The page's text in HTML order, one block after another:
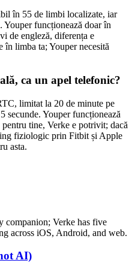
în 55 de limbi localizate, iar
funcționează doar în
de engleză, diferența e
limba ta; Youper necesită
ca un apel telefonic?
limitat la 20 de minute pe
secunde. Youper funcționează
tine, Verke e potrivit; dacă
fiziologic prin Fitbit și Apple
asta.
companion; Verke has five
across iOS, Android, and web.
AI)